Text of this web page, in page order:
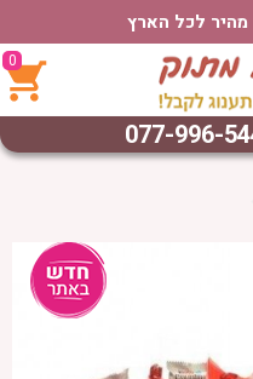
מהיר לכל הארץ
0
077-996-